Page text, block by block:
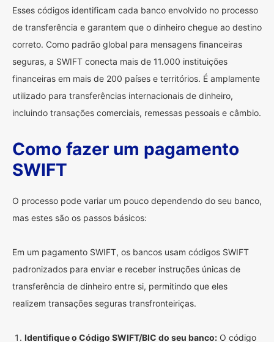
Esses códigos identificam cada banco envolvido no processo
de transferência e garantem que o dinheiro chegue ao destino
correto. Como padrão global para mensagens financeiras
seguras, a SWIFT conecta mais de 11.000 instituições
financeiras em mais de 200 países e territórios. É amplamente
utilizado para transferências internacionais de dinheiro,
incluindo transações comerciais, remessas pessoais e câmbio.
Como fazer um pagamento
SWIFT
O processo pode variar um pouco dependendo do seu banco,
mas estes são os passos básicos:
Em um pagamento SWIFT, os bancos usam códigos SWIFT
padronizados para enviar e receber instruções únicas de
transferência de dinheiro entre si, permitindo que eles
realizem transações seguras transfronteiriças.
Identifique o Código SWIFT/BIC do seu banco: O código